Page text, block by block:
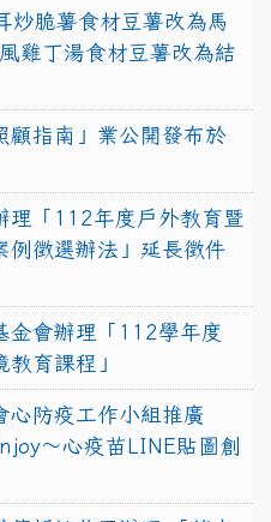
炒脆薯食材豆薯改為馬
雞丁湯食材豆薯改為結
顧指南」業公開發布於
理「112年度戶外教育暨
例徵選辦法」延長徵件
金會辦理「112學年度
育課程」
心防疫工作小組推廣
〜心疫苗LINE貼圖創